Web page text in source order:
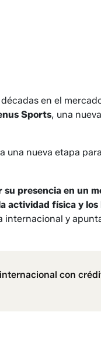
en el
Sports, una nueva
una nueva etapa para
su presencia en un
actividad física y
y
con